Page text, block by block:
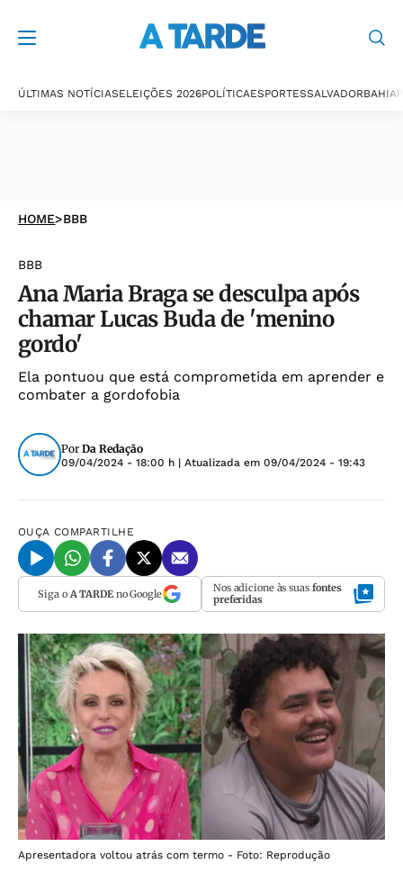
ÚLTIMAS NOTÍCIASELEIÇÕES 2026POLÍTICAESPORTESSALVADORBAHIA
HOME>BBB
BBB
Ana Maria Braga se desculpa após
chamar Lucas Buda de 'menino
gordo'
Ela pontuou que está comprometida em aprender e
combater a gordofobia
Por Da Redação
09/04/2024 - 18:00 h | Atualizada em 09/04/2024 - 19:43
OUÇA COMPARTILHE
Siga o A TARDEno Google Nos adicione às suas fontes
preferidas
Apresentadora voltou atrás com termo - Foto: Reprodução